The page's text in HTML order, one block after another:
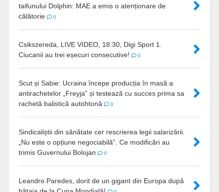
taifunului Dolphin: MAE a emis o atenționare de
călătorie
0
Csikszereda, LIVE VIDEO, 18:30, Digi Sport 1.
Ciucanii au trei eșecuri consecutive!
0
Scut și Sabie: Ucraina începe producția în masă a
antirachetelor „Freyja” și testează cu succes prima sa
rachetă balistică autohtonă
0
Sindicaliștii din sănătate cer rescrierea legii salarizării.
„Nu este o opțiune negociabilă”. Ce modificări au
trimis Guvernului Bolojan
0
Leandro Paredes, dorit de un gigant din Europa după